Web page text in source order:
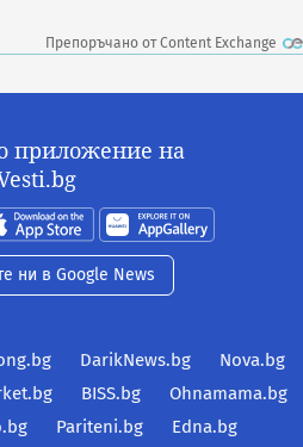
Препоръчано от Content Exchange
приложение на
ни в Google News
DarikNews.bg
Nova.bg
BISS.bg
Ohnamama.bg
Pariteni.bg
Edna.bg